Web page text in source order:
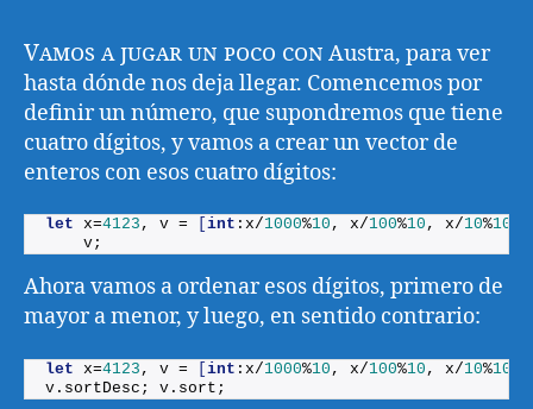
Vamos a jugar un poco con Austra, para ver
hasta dónde nos deja llegar. Comencemos por
definir un número, que supondremos que tiene
cuatro dígitos, y vamos a crear un vector de
enteros con esos cuatro dígitos:
let x=4123 , v = int :x/1000%10 , x/100%10 , x/10%10
    v;
Ahora vamos a ordenar esos dígitos, primero de
mayor a menor, y luego, en sentido contrario:
let x=4123 , v = [int :x/1000%10 , x/100%10 , x/10%10
v. sortDesc ; v. sort ;